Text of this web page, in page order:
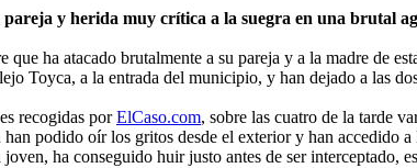
y herida muy crítica a la suegra en una brutal
que ha atacado brutalmente a su pareja y a la madre de
Toyca, a la entrada del municipio, y han dejado a las
recogidas porElCaso.com, sobre las cuatro de la tarde
han podido oír los gritos desde el exterior y han
joven, ha conseguido huir justo antes de ser interceptado,